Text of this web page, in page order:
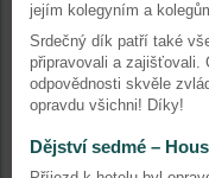
jejím kolegyním a
Srdečný dík patří také
připravovali a zajišťovali.
odpovědnosti skvěle
opravdu všichni! Díky!
Dějství sedmé –